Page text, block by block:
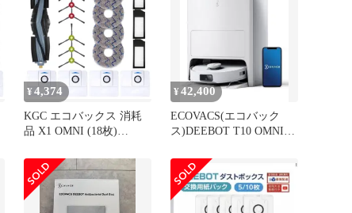
換用 消耗品 交換アクセ
サリ ECOVACS ダストボ
ックス交換用エコ紙パッ
ク*4 フィルター × 0
換用 消耗品 交換アクセ
ク*4 フィルター × 1
¥4,374
KGC エコバックス 消耗
品 X1 OMNI (18枚)
X1 OMNI／X1 PLUS／
T10／ T10 OMNI／T20交
換用 消耗品 交換アクセ
サリ ECOVACS ダストボ
¥42,400
ECOVACS(エコバック
ス)DEEBOT T10 OMNI